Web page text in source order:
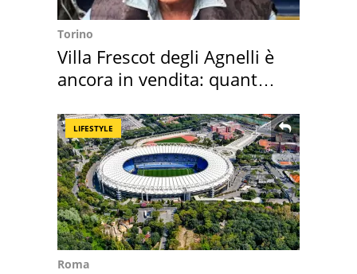
Torino
Villa Frescot degli Agnelli è
ancora in vendita: quanto
LIFESTYLE
Roma